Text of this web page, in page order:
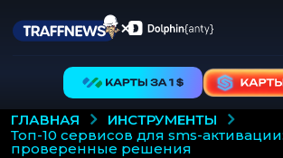
ГЛАВНАЯ
ИНСТРУМЕНТЫ
топ-10 сервисов для sms-активации: лучшие
проверенные решения